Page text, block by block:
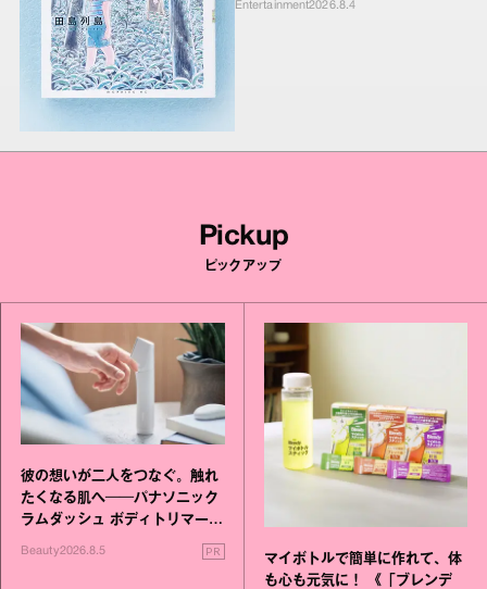
Entertainment2026.8.4
Pickup
ピックアップ
彼の想いが二人をつなぐ。触れ
たくなる肌へ──パナソニック
ラムダッシュ ボディトリマーが
Beauty2026.8.5 PR
マイボトルで簡単に作れて、体
も心も元気に！ 《「ブレンデ